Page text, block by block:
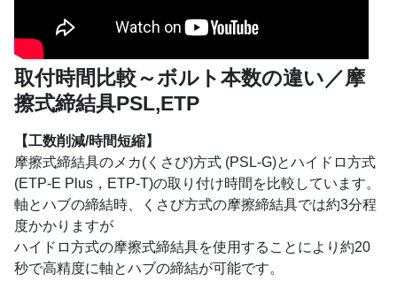
取付時間比較～ボルト本数の違い／摩
擦式締結具PSL,ETP
【工数削減/時間短縮】
摩擦式締結具のメカ(くさび)方式 (PSL-G)とハイドロ方式
(ETP-E Plus，ETP-T)の取り付け時間を比較しています。
軸とハブの締結時、くさび方式の摩擦締結具では約3分程
度かかりますが
ハイドロ方式の摩擦式締結具を使用することにより約20
秒で高精度に軸とハブの締結が可能です。